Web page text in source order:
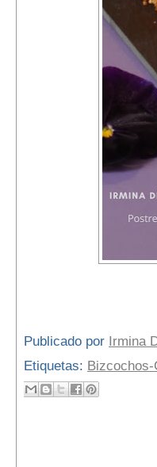
Publicado por Irmina
Etiquetas: Bizcochos-